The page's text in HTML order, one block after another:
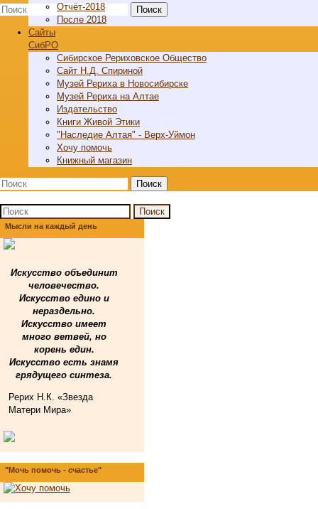
Поиск
Отчёт-2018
После 2018
Cайты
СибРО
Сибирское Рериховское Общество
Сайт Н.Д. Спириной
Музей Рериха в Новосибирске
Музей Рериха на Алтае
Издательство
Книги Живой Этики
"Наследие Алтая" - Верх-Уймон
Хочу помочь
Книжный магазин
Поиск
Поиск
Мысли на каждый день
Искусство объединит
человечество.
Искусство едино и
нераздельно.
Искусство имеет
много ветвей, но
корень един.
Искусство есть знамя
грядущего синтеза.
Рерих Н.К. «Звезда
Матери Мира»
"Мочь помочь - счастье"